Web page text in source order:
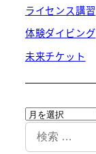
ライセンス講習
体験ダイビング
未来チケット
バ
ク索